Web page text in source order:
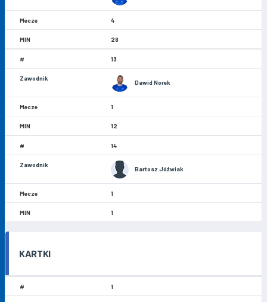
4
28
13
Dawid Norek
1
12
14
Bartosz Jóźwiak
1
1
KARTKI
1